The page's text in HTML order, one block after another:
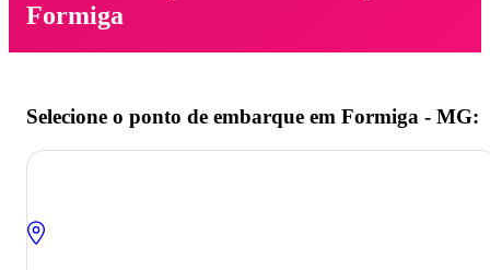
Formiga
Selecione o ponto de embarque em Formiga - MG: